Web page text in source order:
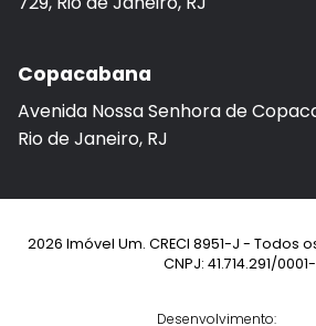
Copacabana
Avenida Nossa Senhora de
Rio de Janeiro, RJ
2026 Imóvel Um. CRECI 8951-J - Todos
CNPJ: 41.714.291/
Desenvolvimento: